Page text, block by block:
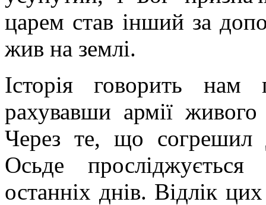
царем став інший за
жив на землі.
Історія говорить
рахувавши армії
Через те, що согрешил
Осьде
останніх днів. Відлік